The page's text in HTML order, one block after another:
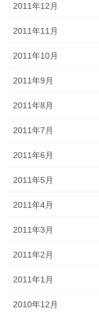
2011年12月
2011年11月
2011年10月
2011年9月
2011年8月
2011年7月
2011年6月
2011年5月
2011年4月
2011年3月
2011年2月
2011年1月
2010年12月